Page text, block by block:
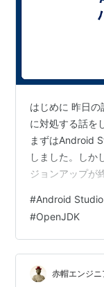
はじめに 昨日
に対処する話を
まずはAndroid
しました。しか
ジョンアップが
リのビルドが通
だ対応が終わっ
Studioのバージ
OpenJDKのバ
ルドツール）の
#Android Studio
#OpenJDK
赤帽エンジ